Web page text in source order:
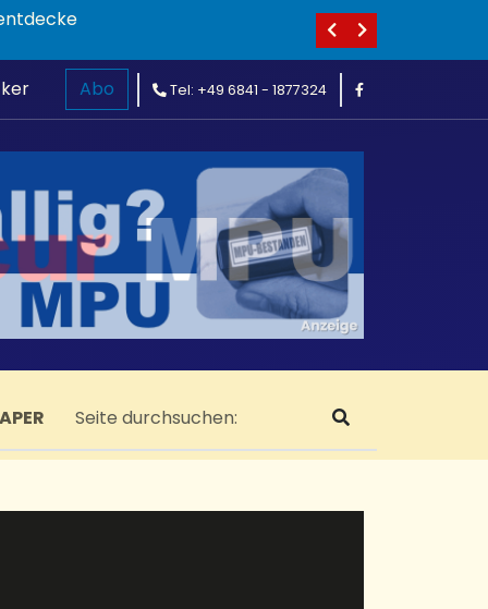
entdecke
Abo Tel: +49 6841 - 1877324